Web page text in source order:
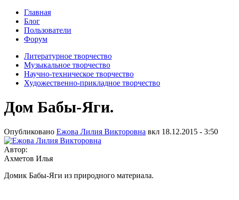
Главная
Блог
Пользователи
Форум
Литературное творчество
Музыкальное творчество
Научно-техническое творчество
Художественно-прикладное творчество
Дом Бабы-Яги.
Опубликовано Ежова Лилия Викторовна вкл 18.12.2015 - 3:50
Автор:
Ахметов Илья
Домик Бабы-Яги из природного материала.